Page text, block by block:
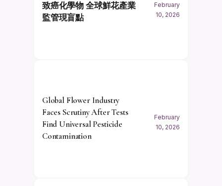
致癌化學物 全球鮮花產業
監管現盲點
February
10, 2026
Global Flower Industry
Faces Scrutiny After Tests
Find Universal Pesticide
Contamination
February
10, 2026